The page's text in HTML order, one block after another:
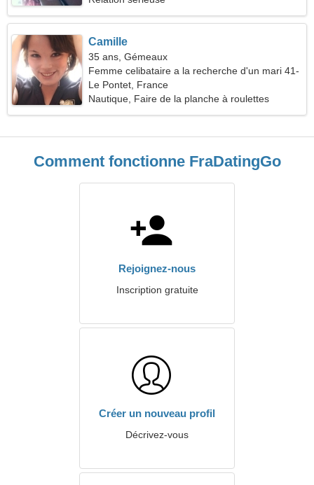
Camille
35 ans, Gémeaux
Femme celibataire a la recherche d'un mari 41-
46
Le Pontet, France
Nautique, Faire de la planche à roulettes
Comment fonctionne FraDatingGo
Rejoignez-nous
Inscription gratuite
Créer un nouveau profil
Décrivez-vous